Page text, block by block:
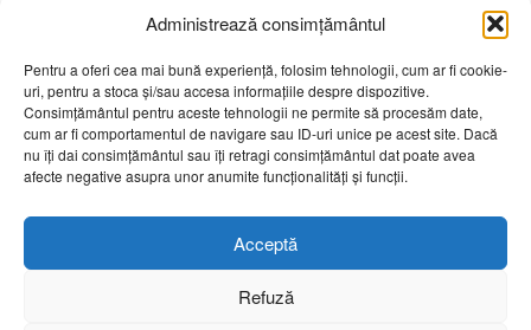
Administrează consimțământul
Pentru a oferi cea mai bună experiență, folosim tehnologii, cum ar fi cookie-
uri, pentru a stoca și/sau accesa informațiile despre dispozitive.
Consimțământul pentru aceste tehnologii ne permite să procesăm date,
cum ar fi comportamentul de navigare sau ID-uri unice pe acest site. Dacă
nu îți dai consimțământul sau îți retragi consimțământul dat poate avea
afecte negative asupra unor anumite funcționalități și funcții.
Acceptă
Refuză
Intrebari frecvente
Sunteti interesat? Click aici pentru a solicita